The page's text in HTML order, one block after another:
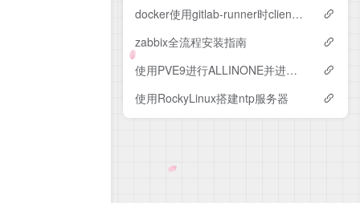
docker使用gitlab-runner时client version 1.53 is too new
zabbix全流程安装指南
使用PVE9进行ALLINONE并进行优化
使用RockyLinux搭建ntp服务器